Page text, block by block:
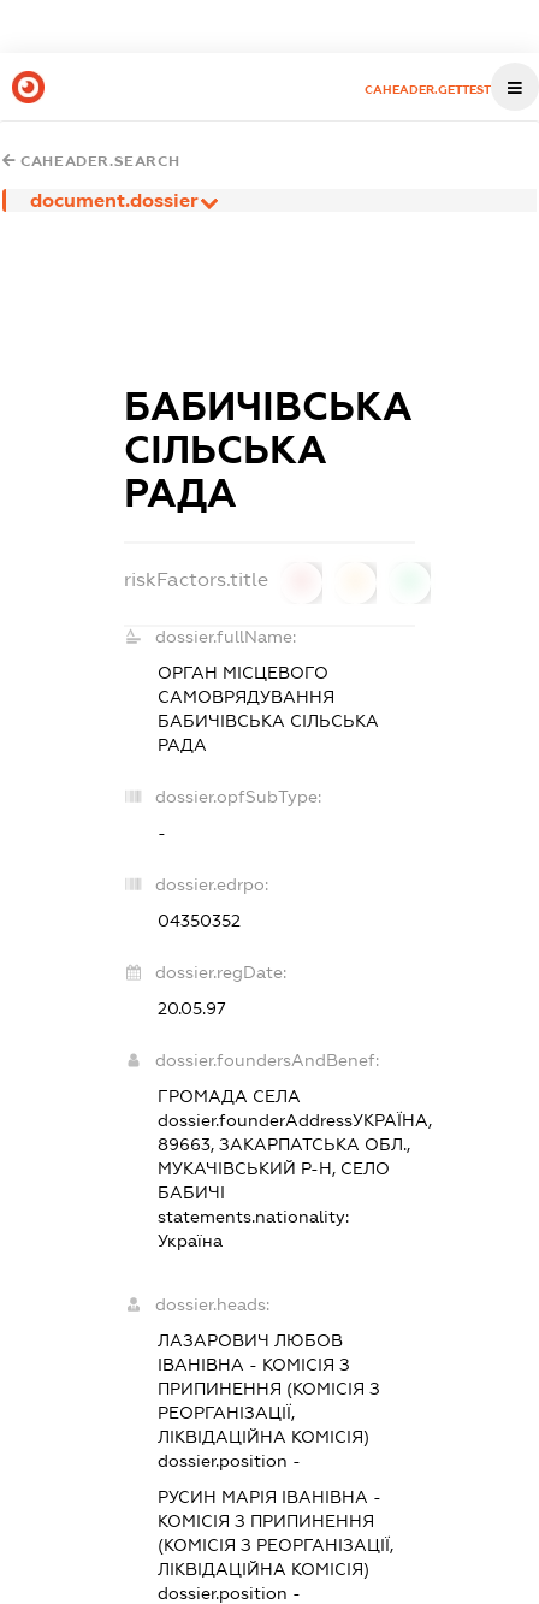
CAHEADER.GETTEST
CAHEADER.SEARCH
document.dossier
БАБИЧІВСЬКА
СІЛЬСЬКА
РАДА
riskFactors.title
dossier.fullName:
ОРГАН МІСЦЕВОГО
САМОВРЯДУВАННЯ
БАБИЧІВСЬКА СІЛЬСЬКА
РАДА
dossier.opfSubType:
-
dossier.edrpo:
04350352
dossier.regDate:
20.05.97
dossier.foundersAndBenef:
ГРОМАДА СЕЛА
dossier.founderAddressУКРАЇНА,
89663, ЗАКАРПАТСЬКА ОБЛ.,
МУКАЧІВСЬКИЙ Р-Н, СЕЛО
БАБИЧІ
statements.nationality:
Україна
dossier.heads:
ЛАЗАРОВИЧ ЛЮБОВ
ІВАНІВНА - КОМІСІЯ З
ПРИПИНЕННЯ (КОМІСІЯ З
РЕОРГАНІЗАЦІЇ,
ЛІКВІДАЦІЙНА КОМІСІЯ)
dossier.position -
РУСИН МАРІЯ ІВАНІВНА -
КОМІСІЯ З ПРИПИНЕННЯ
(КОМІСІЯ З РЕОРГАНІЗАЦІЇ,
ЛІКВІДАЦІЙНА КОМІСІЯ)
dossier.position -